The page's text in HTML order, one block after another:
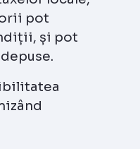
pot
și pot